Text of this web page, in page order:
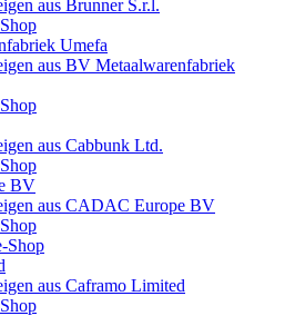
aus Brunner S.r.l.
Umefa
aus BV Metaalwarenfabriek
aus Cabbunk Ltd.
BV
aus CADAC Europe BV
Shop
aus Caframo Limited